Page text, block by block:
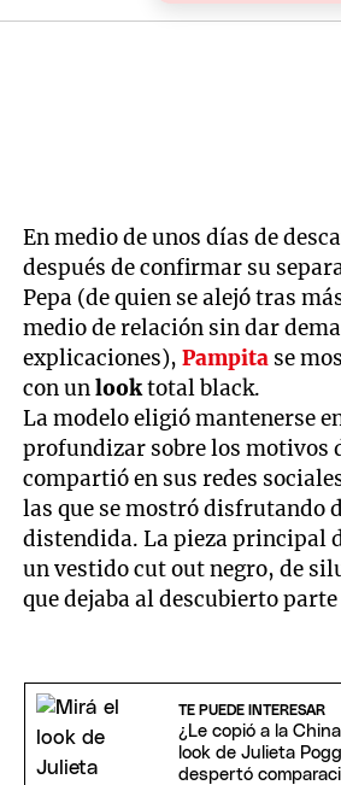
En medio de unos días de
después de confirmar su
Pepa (de quien se alejó tras
medio de relación sin dar
explicaciones),Pampita se
con unlooktotal black.
La modelo eligió mantenerse
profundizar sobre los motivos
compartió en sus redes
las que se mostró disfrutando
distendida. La pieza principal
un vestido cut out negro, de
que dejaba al descubierto
TE PUEDE INTERESAR
¿Le copió a la
look de Julieta
despertó